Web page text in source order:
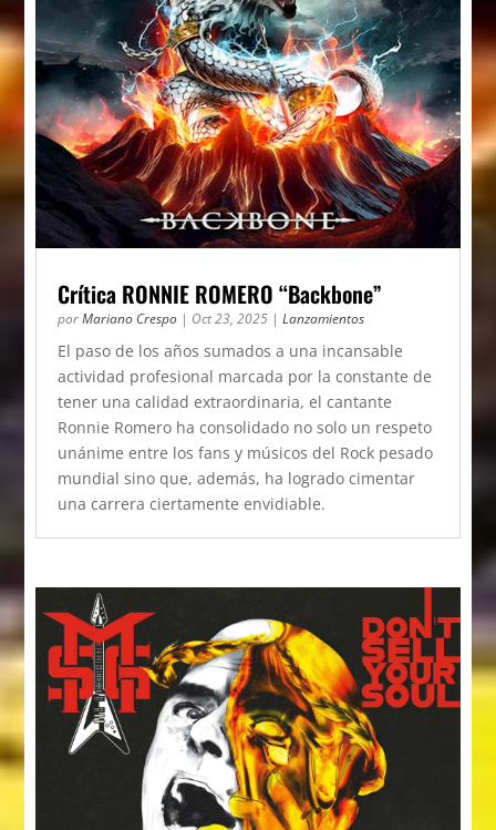
Crítica RONNIE ROMERO “Backbone”
porMariano Crespo | Oct 23, 2025 |Lanzamientos
El paso de los años sumados a una incansable
actividad profesional marcada por la constante de
tener una calidad extraordinaria, el cantante
Ronnie Romero ha consolidado no solo un respeto
unánime entre los fans y músicos del Rock pesado
mundial sino que, además, ha logrado cimentar
una carrera ciertamente envidiable.